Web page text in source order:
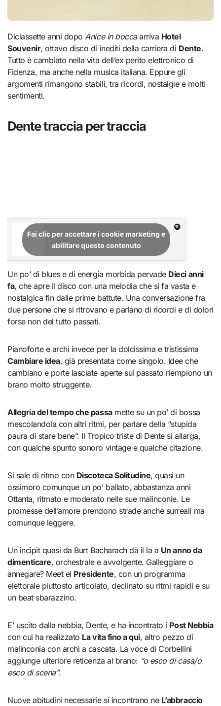
Diciassette anni dopoAnice in boccaarriva Hotel
Souvenir, ottavo disco di inediti della carriera di Dente.
Tutto è cambiato nella vita dell’ex perito elettronico di
Fidenza, ma anche nella musica italiana. Eppure gli
argomenti rimangono stabili, tra ricordi, nostalgie e molti
sentimenti.
Dente traccia per traccia
Fai clic per accettare i cookie marketing e
abilitare questo contenuto
Un po’ di blues e di energia morbida pervade Dieci anni
fa, che apre il disco con una melodia che si fa vasta e
nostalgica fin dalle prime battute. Una conversazione fra
due persone che si ritrovano e parlano di ricordi e di dolori
forse non del tutto passati.
Pianoforte e archi invece per la dolcissima e tristissima
Cambiare idea, già presentata come singolo. Idee che
cambiano e porte lasciate aperte sul passato riempiono un
brano molto struggente.
Allegria del tempo che passamette su un po’ di bossa
mescolandola con altri ritmi, per parlare della “stupida
paura di stare bene”. Il Tropico triste di Dente si allarga,
con qualche spunto sonoro vintage e qualche citazione.
Si sale di ritmo con Discoteca Solitudine, quasi un
ossimoro comunque un po’ ballato, abbastanza anni
Ottanta, ritmato e moderato nelle sue malinconie. Le
promesse dell’amore prendono strade anche surreali ma
comunque leggere.
Un incipit quasi da Burt Bacharach dà il la a Un anno da
dimenticare, orchestrale e avvolgente. Galleggiare o
annegare? Meet el Presidente, con un programma
elettorale piuttosto articolato, declinato su ritmi rapidi e su
un beat sbarazzino.
E’ uscito dalla nebbia, Dente, e ha incontrato i Post Nebbia
con cui ha realizzato La vita fino a qui, altro pezzo di
malinconia con archi a cascata. La voce di Corbellini
aggiunge ulteriore reticenza al brano: “o esco di casa/o
esco di scena”.
Nuove abitudini necessarie si incontrano ne L’abbraccio